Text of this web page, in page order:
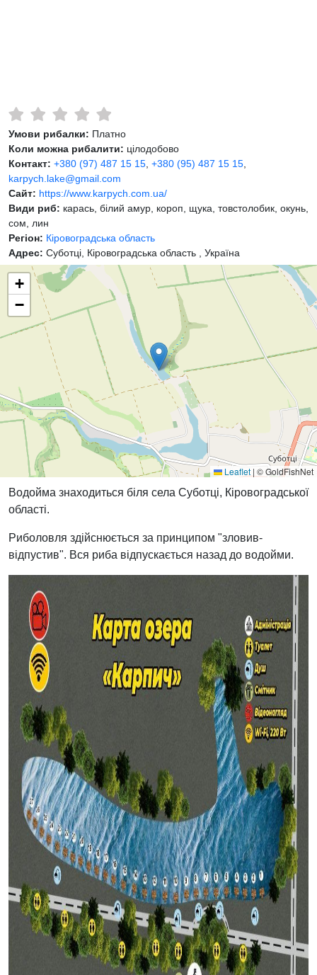
Умови рибалки: Платно
Коли можна рибалити: цілодобово
Контакт: +380 (97) 487 15 15, +380 (95) 487 15 15,
karpych.lake@gmail.com
Сайт: https://www.karpych.com.ua/
Види риб: карась, білий амур, короп, щука, товстолобик, окунь,
сом, лин
Регіон: Кіровоградська область
Адрес: Суботці, Кіровоградська область , Україна
+
−
Leaflet | © GoldFishNet
Водойма знаходиться біля села Суботці, Кіровоградської
області.
Риболовля здійснюється за принципом "зловив-
відпустив". Вся риба відпускається назад до водойми.